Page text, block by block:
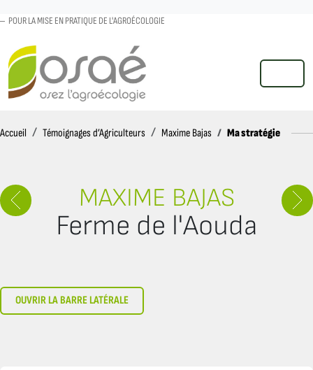
POUR LA MISE EN PRATIQUE DE L'AGROÉCOLOGIE
MENU
Accueil AccueilTémoignages d’Agriculteurs Maxime Bajas Ma stratégie
MAXIME BAJAS
Ferme de l'Aouda
OUVRIR LA BARRE LATÉRALE